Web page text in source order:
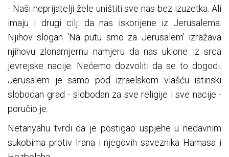
- Naši neprijatelji žele uništiti sve nas bez izuzetka. Ali
imaju i drugi cilj: da nas iskorijene iz Jerusalema.
Njihov slogan 'Na putu smo za Jerusalem' izražava
njihovu zlonamjernu namjeru da nas uklone iz srca
jevrejske nacije. Nećemo dozvoliti da se to dogodi.
Jerusalem je samo pod izraelskom vlašću istinski
slobodan grad - slobodan za sve religije i sve nacije -
poručio je.
Netanyahu tvrdi da je postigao uspjehe u nedavnim
sukobima protiv Irana i njegovih saveznika Hamasa i